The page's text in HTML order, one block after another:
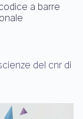
a barre
del cnr di